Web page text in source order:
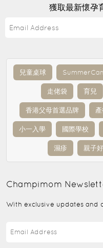
獲取最新懷孕
兒童桌球
走佬袋 育兒
香港父母首選品牌
小一入學 國際學校
濕疹 親子
Champimom
With exclusive updates and